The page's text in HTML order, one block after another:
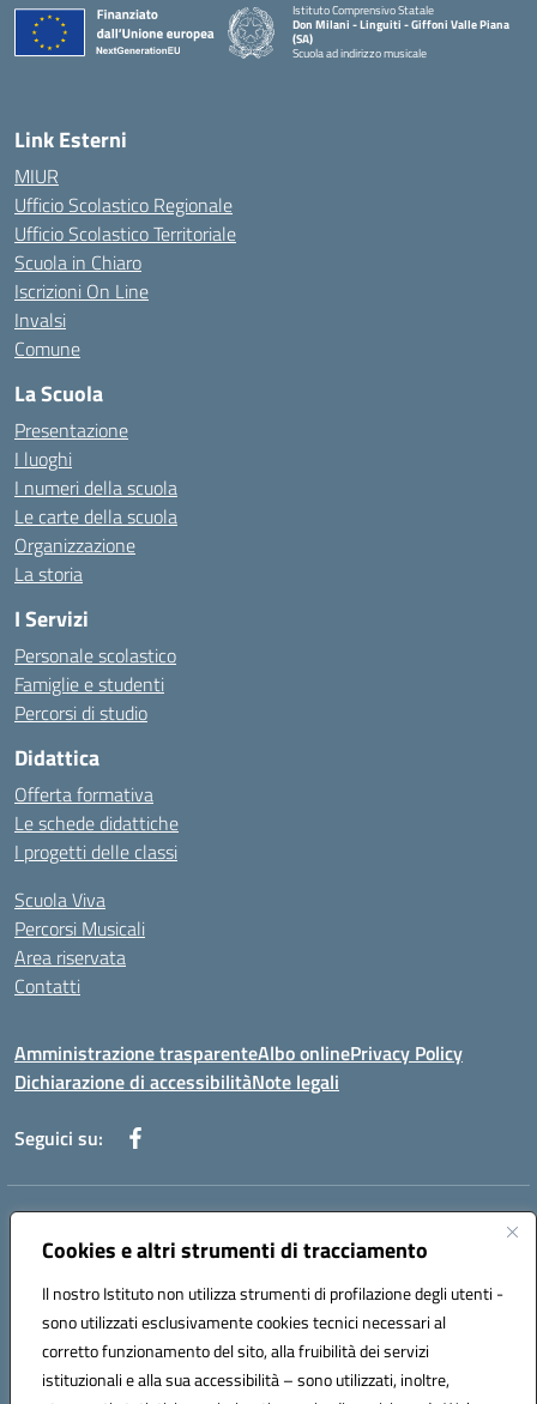
Cookies e altri strumenti di tracciamento
Il nostro Istituto non utilizza strumenti di profilazione degli utenti -
sono utilizzati esclusivamente cookies tecnici necessari al
corretto funzionamento del sito, alla fruibilità dei servizi
istituzionali e alla sua accessibilità – sono utilizzati, inoltre,
Istituto Comprensivo Statale
Don Milani - Linguiti - Giffoni Valle Piana
(SA)
Scuola ad indirizzo musicale
Link Esterni
MIUR
Ufficio Scolastico Regionale
Ufficio Scolastico Territoriale
Scuola in Chiaro
Iscrizioni On Line
Invalsi
Comune
La Scuola
Presentazione
I luoghi
I numeri della scuola
Le carte della scuola
Organizzazione
La storia
I Servizi
Personale scolastico
Famiglie e studenti
Percorsi di studio
Didattica
Offerta formativa
Le schede didattiche
I progetti delle classi
Scuola Viva
Percorsi Musicali
Area riservata
Contatti
Amministrazione trasparenteAlbo onlinePrivacy Policy
Dichiarazione di accessibilitàNote legali
Seguici su:
Indirizzo:
Centralino:089868360 Email:saic857007@istruzione.it
Codice fiscale: 80025860653
Codice meccanografico:
SAIC857007
Codice Indice delle Pubbliche Amministrazioni (IPA): istsc_saic857007